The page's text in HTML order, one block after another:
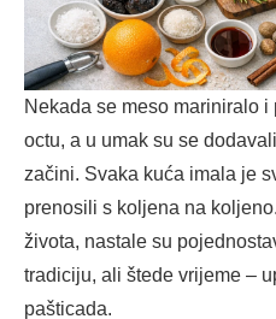
Nekada se meso mariniralo
octu, a u umak su se
začini. Svaka kuća imala je
prenosili s koljena na
života, nastale su
tradiciju, ali štede vrijeme –
pašticada.